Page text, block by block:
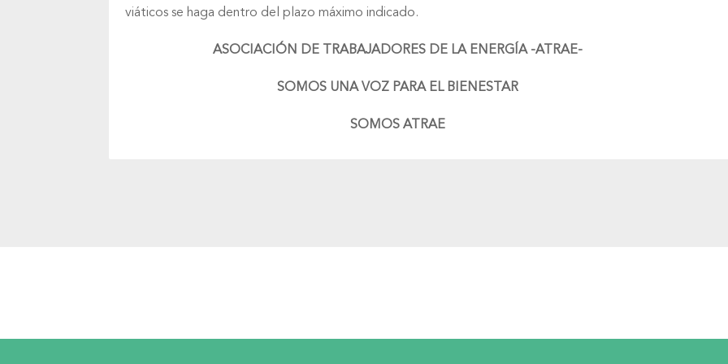
viáticos se haga dentro del plazo máximo indicado.
ASOCIACIÓN DE TRABAJADORES DE LA ENERGÍA -ATRAE-
SOMOS UNA VOZ PARA EL BIENESTAR
SOMOS ATRAE